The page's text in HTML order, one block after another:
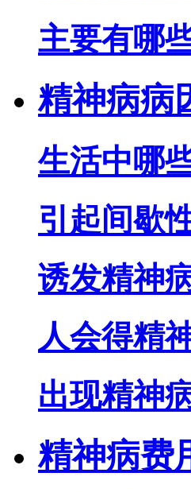
主要有哪
精神病病
生活中哪
引起间歇
诱发精神
人会得精
出现精神
精神病费